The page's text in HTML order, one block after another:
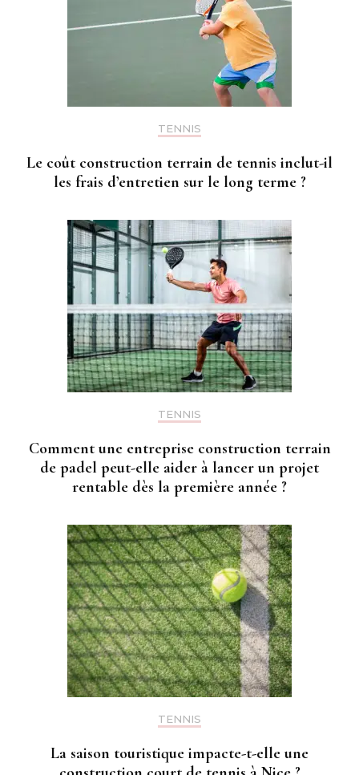
TENNIS
Le coût construction terrain de tennis inclut-il
les frais d’entretien sur le long terme ?
TENNIS
Comment une entreprise construction terrain
de padel peut-elle aider à lancer un projet
rentable dès la première année ?
TENNIS
La saison touristique impacte-t-elle une